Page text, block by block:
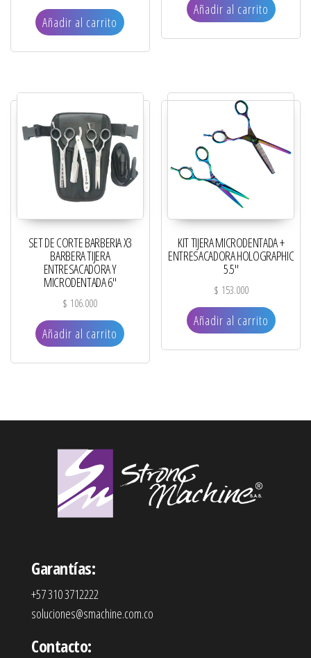
Añadir al carrito
Añadir al carrito
SET DE CORTE BARBERIA X3
BARBERA TIJERA
ENTRESACADORA Y
MICRODENTADA 6″
$ 106.000
Añadir al carrito
KIT TIJERA MICRODENTADA +
ENTRESACADORA HOLOGRAPHIC
5.5″
$ 153.000
Añadir al carrito
Garantías:
+57 310 3712222
soluciones@smachine.com.co
Contacto: